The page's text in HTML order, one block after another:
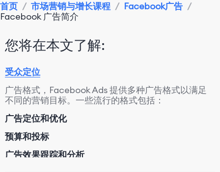
首页 / 市场营销与增长课程 / Facebook广告 /
Facebook 广告简介
您将在本文了解:
受众定位
广告格式，Facebook Ads 提供多种广告格式以满足
不同的营销目标。一些流行的格式包括：
广告定位和优化
预算和投标
广告效果跟踪和分析